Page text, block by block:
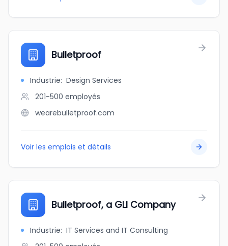
Bulletproof
Industrie: Design Services
201-500 employés
wearebulletproof.com
Voir les emplois et détails
Bulletproof, a GLI Company
Industrie: IT Services and IT Consulting